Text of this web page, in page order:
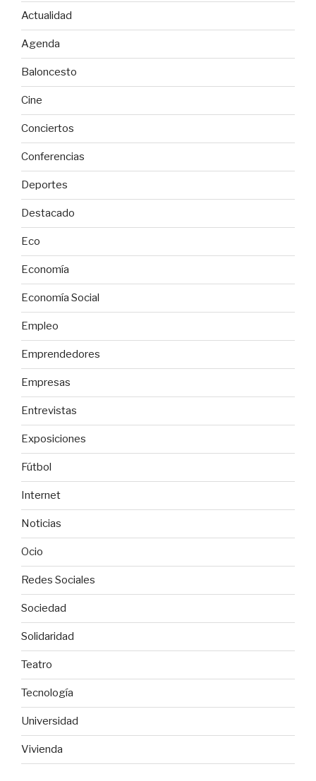
Actualidad
Agenda
Baloncesto
Cine
Conciertos
Conferencias
Deportes
Destacado
Eco
Economía
Economía Social
Empleo
Emprendedores
Empresas
Entrevistas
Exposiciones
Fútbol
Internet
Noticias
Ocio
Redes Sociales
Sociedad
Solidaridad
Teatro
Tecnología
Universidad
Vivienda